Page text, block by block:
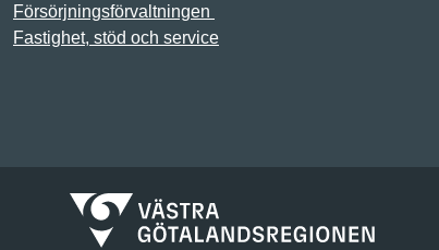
Försörjningsförvaltningen
Fastighet, stöd och service